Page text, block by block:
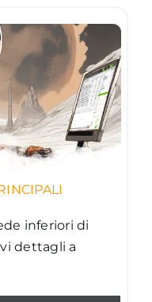
inferiori di
dettagli a